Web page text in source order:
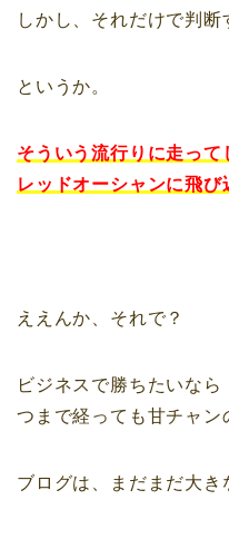
しかし、それだけで判断
というか。
そういう流行りに走って
レッドオーシャンに飛び
ええんか、それで？
ビジネスで勝ちたいなら
つまで経っても甘チャン
ブログは、まだまだ大き